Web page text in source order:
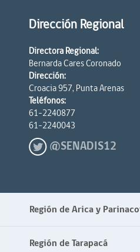
Dirección Regional
Directora Regional:
Bernarda Cares Coronado
Dirección:
Croacia 957, Punta Arenas
Teléfonos:
61-2240877
61-2240043
@SENADIS12
Región de Arica y
Región de Tarapacá